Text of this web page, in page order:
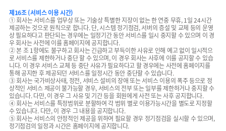
제16조 (서비스 이용 시간)
① 회사는 서비스를 업무상 또는 기술상 특별한 지장이 없는 한 연중 무휴, 1일 24시간
제공하는 것으로 원칙으로 합니다. 단, 시스템 정기점검, 서버의 증설 및 교체 등의 운영
상 필요하다고 판단되는 경우에는 일정기간 동안 서비스를 일시 중지할 수 있으며 이 경
우 회사는 사전에 이를 홈페이지에 공지합니다.
② 본 조 1항에도 불구하고 회사는 긴급하고 부득이한 사유로 인해 예고 없이 일시적으
로 서비스를 제한하거나 중단 할 수 있으며, 이 경우 회사는 사후에 이를 공지할 수 있습
니다. 이 경우 서비스 교체 등 중단 사유가 필요하다고 할 경우에는 사전에 홈페이지를
통해 공지한 후 제공되던 서비스를 일정시간 동안 중단할 수 있습니다.
③ 회사는 국가비상사태, 정전, 서비스 설비의 장애 또는 서비스 이용의 폭주 등으로 정
상적인 서비스 제공이 불가능할 경우, 서비스의 전부 또는 일부를 제한하거나 중지할 수
있습니다. 다만, 이 경우 그 사유 및 기간 등을 회원에게 사전 또는 사후 공지합니다.
④ 회사는 서비스를 특정범위로 분할하여 각 범위 별로 이용가능시간을 별도로 지정할
수 있습니다. 다만, 이 경우 그 내용을 공지합니다.
⑤ 회사는 서비스의 안정적인 제공을 위하여 필요할 경우 정기점검을 실시할 수 있으며,
정기점검의 일정과 시간은 홈페이지에 공지합니다.